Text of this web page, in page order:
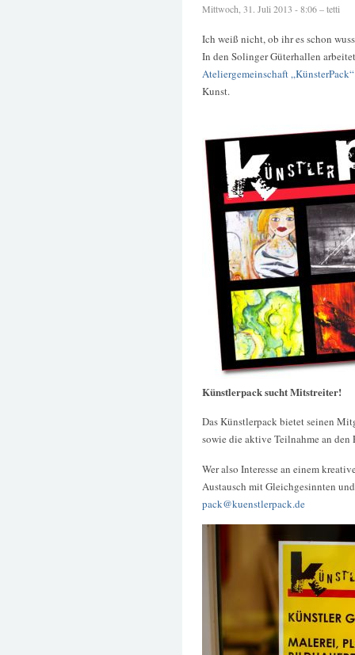
Mittwoch, 31. Juli 2013 - 8:06 – tetti
Ich weiß nicht, ob ihr es schon
In den Solinger Güterhallen
Ateliergemeinschaft „KünsterPack“
Kunst.
Künstlerpack sucht Mitstreiter!
Das Künstlerpack bietet seinen
sowie die aktive Teilnahme an den
Wer also Interesse an einem
Austausch mit Gleichgesinnten
pack@kuenstlerpack.de